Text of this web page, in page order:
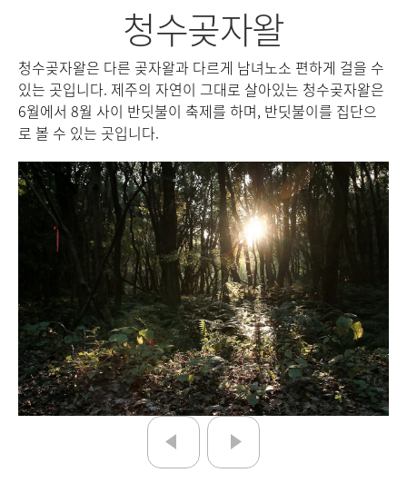
청수곶자왈
청수곶자왈은 다른 곶자왈과 다르게 남녀노소 편하게 걸을 수
있는 곳입니다. 제주의 자연이 그대로 살아있는 청수곶자왈은
6월에서 8월 사이 반딧불이 축제를 하며, 반딧불이를 집단으
로 볼 수 있는 곳입니다.